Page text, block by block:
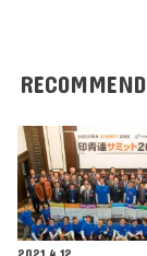
RECOMMEND